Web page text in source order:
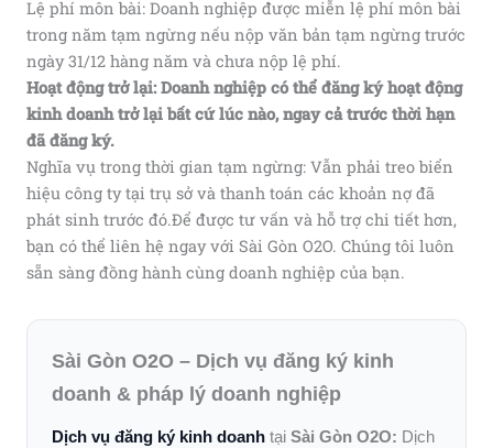
Lệ phí môn bài: Doanh nghiệp được miễn lệ phí môn bài
trong năm tạm ngừng nếu nộp văn bản tạm ngừng trước
ngày 31/12 hàng năm và chưa nộp lệ phí.
Hoạt động trở lại: Doanh nghiệp có thể đăng ký hoạt động
kinh doanh trở lại bất cứ lúc nào, ngay cả trước thời hạn
đã đăng ký.
Nghĩa vụ trong thời gian tạm ngừng: Vẫn phải treo biển
hiệu công ty tại trụ sở và thanh toán các khoản nợ đã
phát sinh trước đó.Để được tư vấn và hỗ trợ chi tiết hơn,
bạn có thể liên hệ ngay với Sài Gòn O2O. Chúng tôi luôn
sẵn sàng đồng hành cùng doanh nghiệp của bạn.
Sài Gòn O2O – Dịch vụ đăng ký kinh
doanh & pháp lý doanh nghiệp
Dịch vụ đăng ký kinh doanh tại Sài Gòn O2O: Dịch